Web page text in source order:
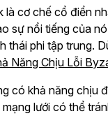
cơ chế cổ điển
sự nổi tiếng của
thái phi tập trung.
Năng Chịu Lỗi
có khả năng chịu
lưới có thể